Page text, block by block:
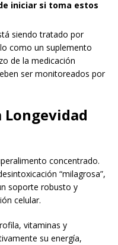
iniciar si toma estos
siendo tratado por
como un suplemento
de la medicación
ser monitoreados por
concentrado.
“milagrosa”,
soporte robusto y
celular.
vitaminas y
su energía,